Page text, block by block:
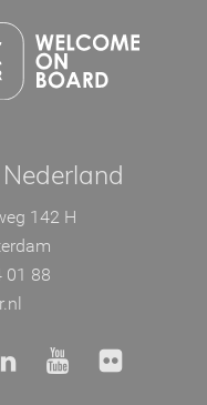
142 H
01 88